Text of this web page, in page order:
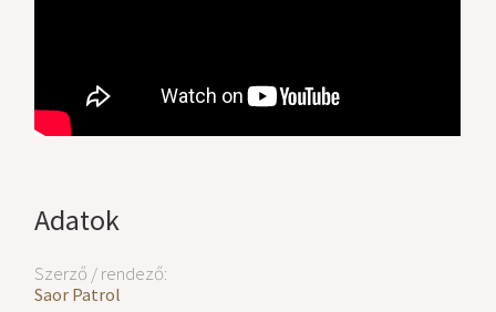
Adatok
Szerző / rendező:
Saor Patrol